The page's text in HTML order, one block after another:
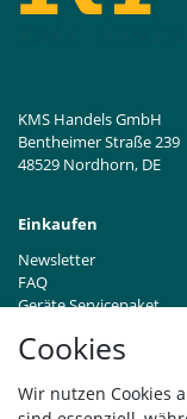
Cookies
Wir nutzen Cookies
KMS Handels GmbH
Bentheimer Straße 239
48529 Nordhorn, DE
Einkaufen
Newsletter
FAQ
Geräte Servicepaket
Händleranfragen B2B
Widerrufsrecht